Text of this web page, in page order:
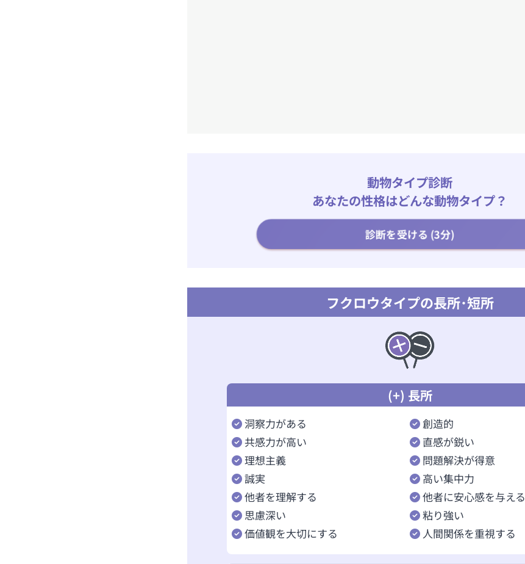
動物タイプ診断
あなたの性格はどんな動物タイプ？
診断を受ける (3分)
フクロウタイプの長所･短所
(+) 長所
洞察力がある
共感力が高い
理想主義
誠実
他者を理解する
思慮深い
価値観を大切にする
創造的
直感が鋭い
問題解決が得意
高い集中力
他者に安心感を与える
粘り強い
人間関係を重視する